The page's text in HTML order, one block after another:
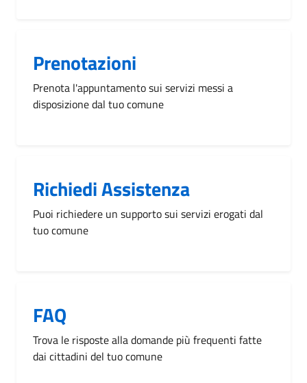
Prenotazioni
Prenota l'appuntamento sui servizi messi a
disposizione dal tuo comune
Richiedi Assistenza
Puoi richiedere un supporto sui servizi erogati dal
tuo comune
FAQ
Trova le risposte alla domande più frequenti fatte
dai cittadini del tuo comune